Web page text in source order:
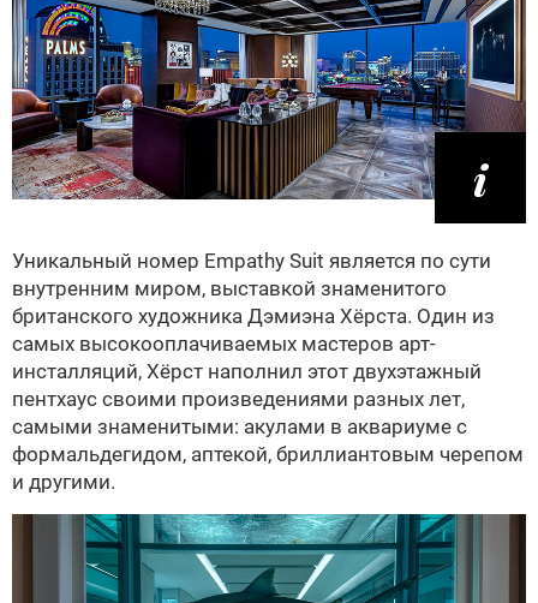
Уникальный номер Empathy Suit является по сути
внутренним миром, выставкой знаменитого
британского художника Дэмиэна Хёрста. Один из
самых высокооплачиваемых мастеров арт-
инсталляций, Хёрст наполнил этот двухэтажный
пентхаус своими произведениями разных лет,
самыми знаменитыми: акулами в аквариуме с
формальдегидом, аптекой, бриллиантовым черепом
и другими.